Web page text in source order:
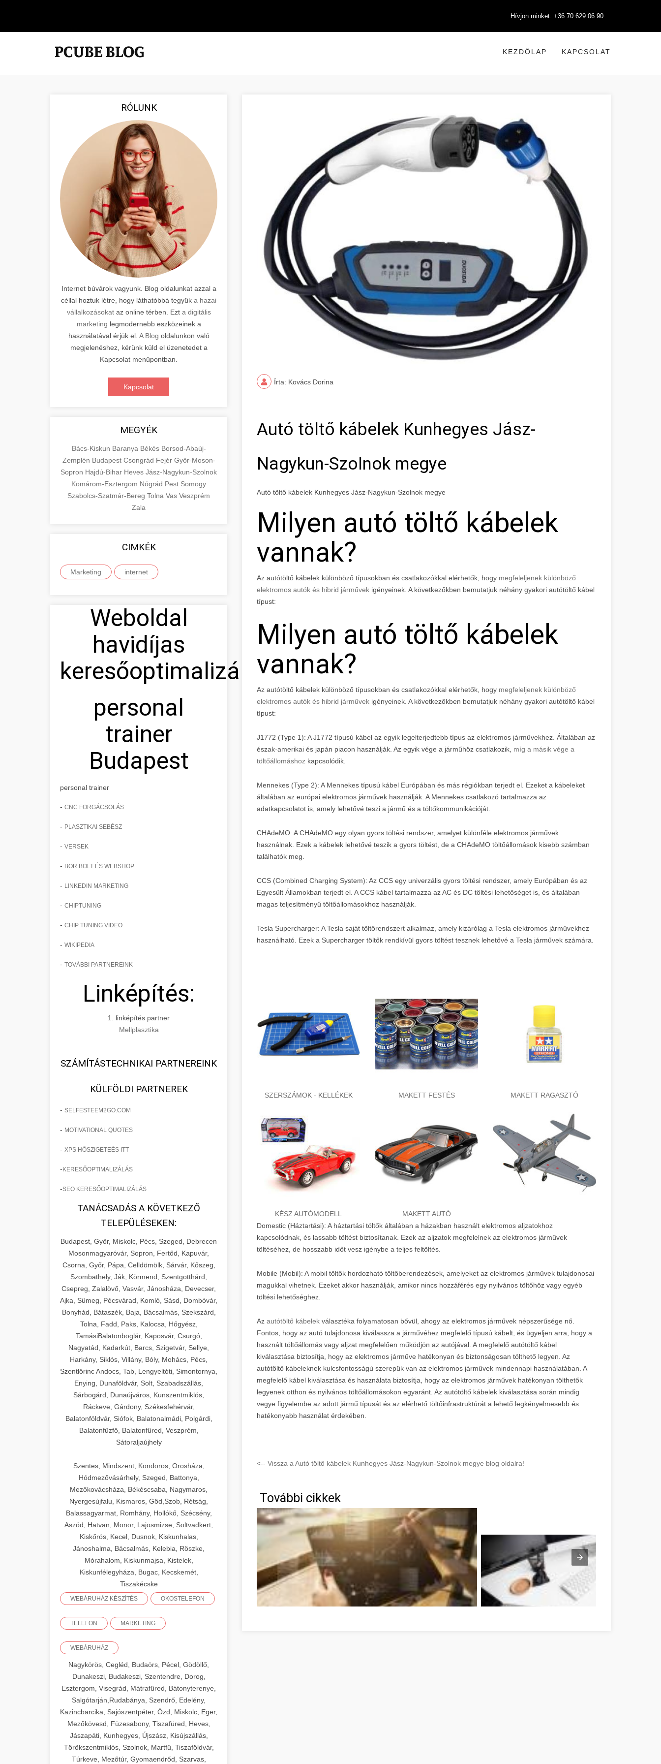
Hívjon minket: +36 70 629 06 90
KEZDŐLAP KAPCSOLAT
RÓLUNK
Internet búvárok vagyunk. Blog oldalunkat azzal a
céllal hoztuk létre, hogy láthatóbbá tegyük a hazai
vállalkozásokataz online térben. Ezt a digitális
marketing legmodernebb eszközeinek a
használatával érjük el. A Blog oldalunkon való
megjelenéshez, kérünk küld el üzenetedet a
Kapcsolat menüpontban.
Kapcsolat
MEGYÉK
Bács-Kiskun Baranya Békés Borsod-Abaúj-
Zemplén Budapest Csongrád Fejér Győr-Moson-
Sopron Hajdú-Bihar Heves Jász-Nagykun-Szolnok
Komárom-Esztergom Nógrád Pest Somogy
Szabolcs-Szatmár-Bereg Tolna Vas Veszprém
Zala
CIMKÉK
Marketing internet
Weboldal
havidíjas
keresőoptimalizálás
personal
trainer
Budapest
personal trainer
- CNC FORGÁCSOLÁS
- PLASZTIKAI SEBÉSZ
- VERSEK
- BOR BOLT ÉS WEBSHOP
- LINKEDIN MARKETING
- CHIPTUNING
- CHIP TUNING VIDEO
- WIKIPEDIA
- TOVÁBBI PARTNEREINK
Linképítés:
1. linképítés partner
Mellplasztika
SZÁMÍTÁSTECHNIKAI PARTNEREINK
KÜLFÖLDI PARTNEREK
- SELFESTEEM2GO.COM
- MOTIVATIONAL QUOTES
- XPS HŐSZIGETEÉS ITT
- KERESŐOPTIMALIZÁLÁS
-SEO KERESŐOPTIMALIZÁLÁS
TANÁCSADÁS A KÖVETKEZŐ
TELEPÜLÉSEKEN:
Budapest, Győr, Miskolc, Pécs, Szeged, Debrecen
Mosonmagyaróvár, Sopron, Fertőd, Kapuvár,
Csorna, Győr, Pápa, Celldömölk, Sárvár, Kőszeg,
Szombathely, Ják, Körmend, Szentgotthárd,
Csepreg, Zalalövő, Vasvár, Jánosháza, Devecser,
Ajka, Sümeg, Pécsvárad, Komló, Sásd, Dombóvár,
Bonyhád, Bátaszék, Baja, Bácsalmás, Szekszárd,
Tolna, Fadd, Paks, Kalocsa, Hőgyész,
TamásiBalatonboglár, Kaposvár, Csurgó,
Nagyatád, Kadarkút, Barcs, Szigetvár, Sellye,
Harkány, Siklós, Villány, Bóly, Mohács, Pécs,
Szentlőrinc Andocs, Tab, Lengyeltóti, Simontornya,
Enying, Dunaföldvár, Solt, Szabadszállás,
Sárbogárd, Dunaújváros, Kunszentmiklós,
Ráckeve, Gárdony, Székesfehérvár,
Balatonföldvár, Siófok, Balatonalmádi, Polgárdi,
Balatonfűzfő, Balatonfüred, Veszprém,
Sátoraljaújhely
Szentes, Mindszent, Kondoros, Orosháza,
Hódmezővásárhely, Szeged, Battonya,
Mezőkovácsháza, Békéscsaba, Nagymaros,
Nyergesújfalu, Kismaros, Göd,Szob, Rétság,
Balassagyarmat, Romhány, Hollókő, Szécsény,
Aszód, Hatvan, Monor, Lajosmizse, Soltvadkert,
Kiskőrös, Kecel, Dusnok, Kiskunhalas,
Jánoshalma, Bácsalmás, Kelebia, Röszke,
Mórahalom, Kiskunmajsa, Kistelek,
Kiskunfélegyháza, Bugac, Kecskemét,
Tiszakécske
WEBÁRUHÁZ KÉSZÍTÉS OKOSTELEFON
TELEFON MARKETING
WEBÁRUHÁZ
Nagykörös, Cegléd, Budaörs, Pécel, Gödöllő,
Dunakeszi, Budakeszi, Szentendre, Dorog,
Esztergom, Visegrád, Mátrafüred, Bátonyterenye,
Salgótarján,Rudabánya, Szendrő, Edelény,
Kazincbarcika, Sajószentpéter, Ózd, Miskolc, Eger,
Mezőkövesd, Füzesabony, Tiszafüred, Heves,
Jászapáti, Kunhegyes, Újszász, Kisújszállás,
Törökszentmiklós, Szolnok, Martfű, Tiszaföldvár,
Túrkeve, Mezőtúr, Gyomaendrőd, Szarvas,
Írta: Kovács Dorina
Autó töltő kábelek Kunhegyes Jász-
Nagykun-Szolnok megye
Autó töltő kábelek Kunhegyes Jász-Nagykun-Szolnok megye
Milyen autó töltő kábelek
vannak?
Az autótöltő kábelek különböző típusokban és csatlakozókkal elérhetők, hogy megfeleljenek különböző
elektromos autók és hibrid járművek igényeinek. A következőkben bemutatjuk néhány gyakori autótöltő kábel
típust:
Milyen autó töltő kábelek
vannak?
Az autótöltő kábelek különböző típusokban és csatlakozókkal elérhetők, hogy megfeleljenek különböző
elektromos autók és hibrid járművek igényeinek. A következőkben bemutatjuk néhány gyakori autótöltő kábel
típust:
J1772 (Type 1): A J1772 típusú kábel az egyik legelterjedtebb típus az elektromos járművekhez. Általában az
észak-amerikai és japán piacon használják. Az egyik vége a járműhöz csatlakozik, míg a másik vége a
töltőállomáshoz kapcsolódik.
Mennekes (Type 2): A Mennekes típusú kábel Európában és más régiókban terjedt el. Ezeket a kábeleket
általában az európai elektromos járművek használják. A Mennekes csatlakozó tartalmazza az
adatkapcsolatot is, amely lehetővé teszi a jármű és a töltőkommunikációját.
CHAdeMO: A CHAdeMO egy olyan gyors töltési rendszer, amelyet különféle elektromos járművek
használnak. Ezek a kábelek lehetővé teszik a gyors töltést, de a CHAdeMO töltőállomások kisebb számban
találhatók meg.
CCS (Combined Charging System): Az CCS egy univerzális gyors töltési rendszer, amely Európában és az
Egyesült Államokban terjedt el. A CCS kábel tartalmazza az AC és DC töltési lehetőséget is, és általában
magas teljesítményű töltőállomásokhoz használják.
Tesla Supercharger: A Tesla saját töltőrendszert alkalmaz, amely kizárólag a Tesla elektromos járművekhez
használható. Ezek a Supercharger töltők rendkívül gyors töltést tesznek lehetővé a Tesla járművek számára.
SZERSZÁMOK - KELLÉKEK MAKETT FESTÉS MAKETT RAGASZTÓ
KÉSZ AUTÓMODELL
MAKETT AUTÓ
Domestic (Háztartási): A háztartási töltők általában a házakban használt elektromos aljzatokhoz
kapcsolódnak, és lassabb töltést biztosítanak. Ezek az aljzatok megfelelnek az elektromos járművek
töltéséhez, de hosszabb időt vesz igénybe a teljes feltöltés.
Mobile (Mobil): A mobil töltők hordozható töltőberendezések, amelyeket az elektromos járművek tulajdonosai
magukkal vihetnek. Ezeket akkor használják, amikor nincs hozzáférés egy nyilvános töltőhöz vagy egyéb
töltési lehetőséghez.
Az autótöltő kábelek választéka folyamatosan bővül, ahogy az elektromos járművek népszerűsége nő.
Fontos, hogy az autó tulajdonosa kiválassza a járművéhez megfelelő típusú kábelt, és ügyeljen arra, hogy a
használt töltőállomás vagy aljzat megfelelően működjön az autójával. A megfelelő autótöltő kábel
kiválasztása biztosítja, hogy az elektromos járműve hatékonyan és biztonságosan tölthető legyen. Az
autótöltő kábeleknek kulcsfontosságú szerepük van az elektromos járművek mindennapi használatában. A
megfelelő kábel kiválasztása és használata biztosítja, hogy az elektromos járművek hatékonyan tölthetők
legyenek otthon és nyilvános töltőállomásokon egyaránt. Az autótöltő kábelek kiválasztása során mindig
vegye figyelembe az adott jármű típusát és az elérhető töltőinfrastruktúrát a lehető legkényelmesebb és
hatékonyabb használat érdekében.
<-- Vissza a Autó töltő kábelek Kunhegyes Jász-Nagykun-Szolnok megye blog oldalra!
További cikkek